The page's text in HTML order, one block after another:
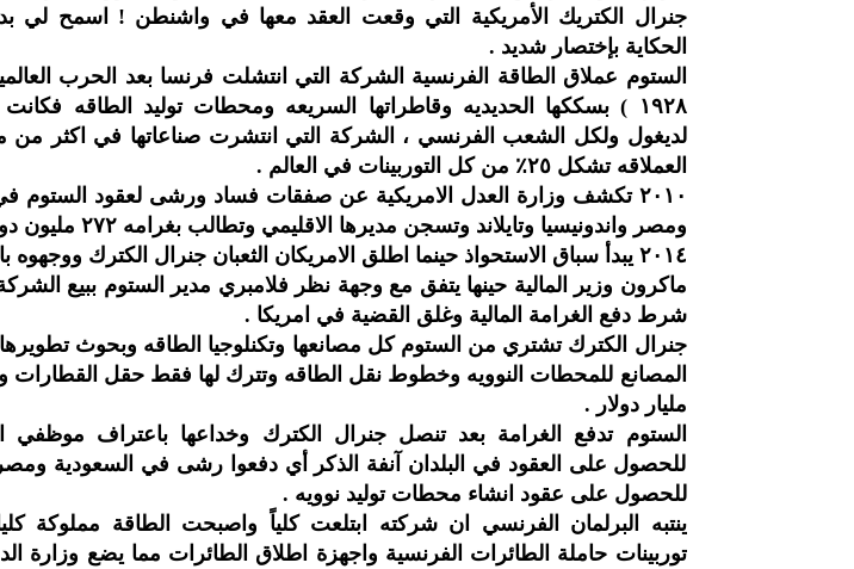
جنرال الكتريك الأمريكية التي وقعت العقد معها في واشنطن ! اسمح لي
الحكاية بإختصار شديد .
الستوم عملاق الطاقة الفرنسية الشركة التي انتشلت فرنسا بعد الحرب
١٩٢٨ ) بسككها الحديديه وقاطراتها السريعه ومحطات توليد الطاقه
لديغول ولكل الشعب الفرنسي ، الشركة التي انتشرت صناعاتها في اكثر من
العملاقه تشكل ٢٥٪؜ من كل التوربينات في العالم .
٢٠١٠ تكشف وزارة العدل الامريكية عن صفقات فساد ورشى لعقود الستوم
ومصر واندونيسيا وتايلاند وتسجن مديرها الاقليمي وتطالب بغرامه ٢٧٢ مليون دولار .
٢٠١٤ يبدأ سباق الاستحواذ حينما اطلق الامريكان الثعبان جنرال الكترك ووجهوه بابتلاع الستوم .
ماكرون وزير المالية حينها يتفق مع وجهة نظر فلامبري مدير الستوم ببيع
شرط دفع الغرامة المالية وغلق القضية في امريكا .
جنرال الكترك تشتري من الستوم كل مصانعها وتكنلوجيا الطاقه وبحوث تطويرها
مليار دولار .
الستوم تدفع الغرامة بعد تنصل جنرال الكترك وخداعها باعتراف
للحصول على العقود في البلدان آنفة الذكر أي دفعوا رشى في السعودية ومصر
للحصول على عقود انشاء محطات توليد نوويه .
ينتبه البرلمان الفرنسي ان شركته ابتلعت كلياً واصبحت الطاقة مملوكة
توربينات حاملة الطائرات الفرنسية واجهزة اطلاق الطائرات مما يضع وزارة